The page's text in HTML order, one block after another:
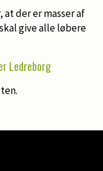
der er masser af
give alle løbere
Ledreborg